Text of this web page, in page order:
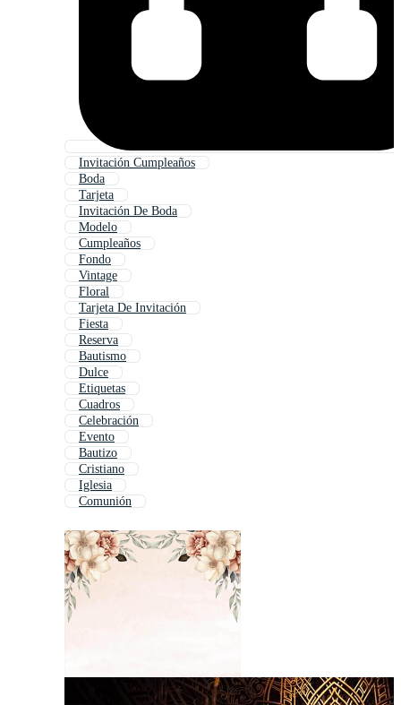
Invitación Cumpleaños
Boda
Tarjeta
Invitación De Boda
Modelo
Cumpleaños
Fondo
Vintage
Floral
Tarjeta De Invitación
Fiesta
Reserva
Bautismo
Dulce
Etiquetas
Cuadros
Celebración
Evento
Bautizo
Cristiano
Iglesia
Comunión